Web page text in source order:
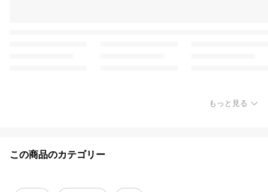
もっと見る
この商品のカテゴリー